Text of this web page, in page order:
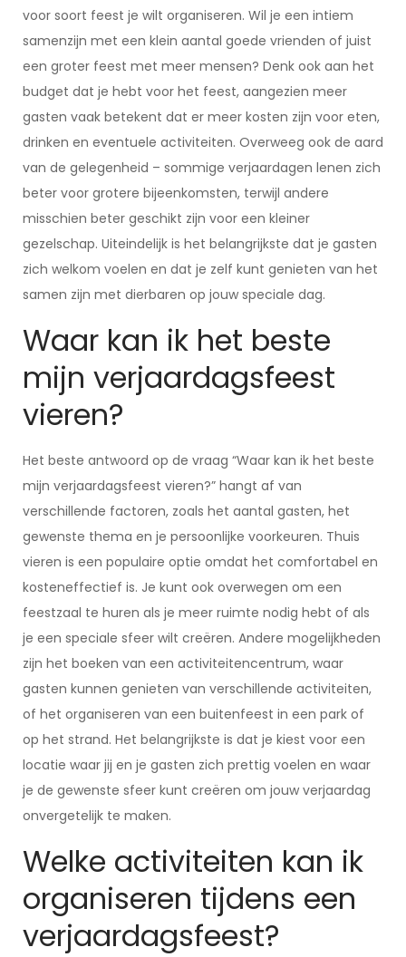
voor soort feest je wilt organiseren. Wil je een intiem
samenzijn met een klein aantal goede vrienden of juist
een groter feest met meer mensen? Denk ook aan het
budget dat je hebt voor het feest, aangezien meer
gasten vaak betekent dat er meer kosten zijn voor eten,
drinken en eventuele activiteiten. Overweeg ook de aard
van de gelegenheid – sommige verjaardagen lenen zich
beter voor grotere bijeenkomsten, terwijl andere
misschien beter geschikt zijn voor een kleiner
gezelschap. Uiteindelijk is het belangrijkste dat je gasten
zich welkom voelen en dat je zelf kunt genieten van het
samen zijn met dierbaren op jouw speciale dag.
Waar kan ik het beste
mijn verjaardagsfeest
vieren?
Het beste antwoord op de vraag “Waar kan ik het beste
mijn verjaardagsfeest vieren?” hangt af van
verschillende factoren, zoals het aantal gasten, het
gewenste thema en je persoonlijke voorkeuren. Thuis
vieren is een populaire optie omdat het comfortabel en
kosteneffectief is. Je kunt ook overwegen om een
feestzaal te huren als je meer ruimte nodig hebt of als
je een speciale sfeer wilt creëren. Andere mogelijkheden
zijn het boeken van een activiteitencentrum, waar
gasten kunnen genieten van verschillende activiteiten,
of het organiseren van een buitenfeest in een park of
op het strand. Het belangrijkste is dat je kiest voor een
locatie waar jij en je gasten zich prettig voelen en waar
je de gewenste sfeer kunt creëren om jouw verjaardag
onvergetelijk te maken.
Welke activiteiten kan ik
organiseren tijdens een
verjaardagsfeest?